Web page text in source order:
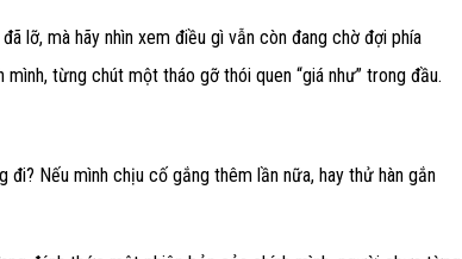
lỡ, mà hãy nhìn xem điều gì vẫn còn đang chờ đợi phía
từng chút một tháo gỡ thói quen “giá như” trong đầu.
đi? Nếu mình chịu cố gắng thêm lần nữa, hay thử hàn gắn